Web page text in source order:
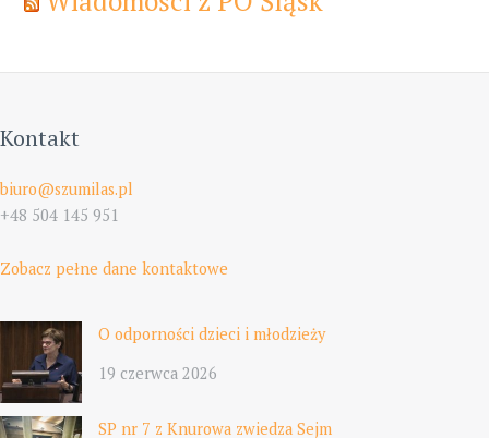
Kontakt
biuro@szumilas.pl
+48 504 145 951
Zobacz pełne dane kontaktowe
O odporności dzieci i młodzieży
19 czerwca 2026
SP nr 7 z Knurowa zwiedza Sejm